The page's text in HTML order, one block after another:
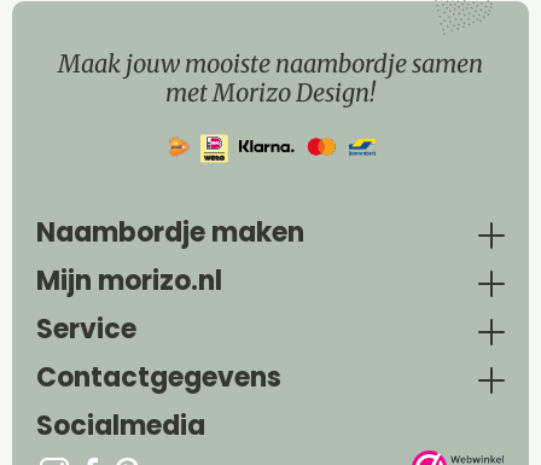
Maak jouw mooiste naambordje samen
met Morizo Design!
Naambordje maken
Mijn morizo.nl
Service
Contactgegevens
Socialmedia